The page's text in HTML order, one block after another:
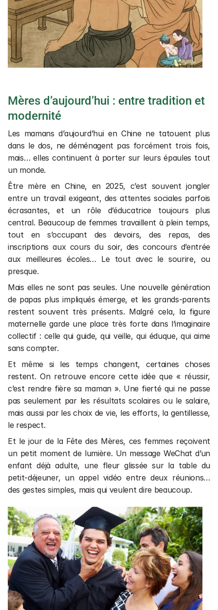
Mères d’aujourd’hui : entre tradition et
modernité
Les mamans d’aujourd’hui en Chine ne tatouent plus
dans le dos, ne déménagent pas forcément trois fois,
mais… elles continuent à porter sur leurs épaules tout
un monde.
Être mère en Chine, en 2025, c’est souvent jongler
entre un travail exigeant, des attentes sociales parfois
écrasantes, et un rôle d’éducatrice toujours plus
central. Beaucoup de femmes travaillent à plein temps,
tout en s’occupant des devoirs, des repas, des
inscriptions aux cours du soir, des concours d’entrée
aux meilleures écoles… Le tout avec le sourire, ou
presque.
Mais elles ne sont pas seules. Une nouvelle génération
de papas plus impliqués émerge, et les grands-parents
restent souvent très présents. Malgré cela, la figure
maternelle garde une place très forte dans l’imaginaire
collectif : celle qui guide, qui veille, qui éduque, qui aime
sans compter.
Et même si les temps changent, certaines choses
restent. On retrouve encore cette idée que « réussir,
c’est rendre fière sa maman ». Une fierté qui ne passe
pas seulement par les résultats scolaires ou le salaire,
mais aussi par les choix de vie, les efforts, la gentillesse,
le respect.
Et le jour de la Fête des Mères, ces femmes reçoivent
un petit moment de lumière. Un message WeChat d’un
enfant déjà adulte, une fleur glissée sur la table du
petit-déjeuner, un appel vidéo entre deux réunions…
des gestes simples, mais qui veulent dire beaucoup.